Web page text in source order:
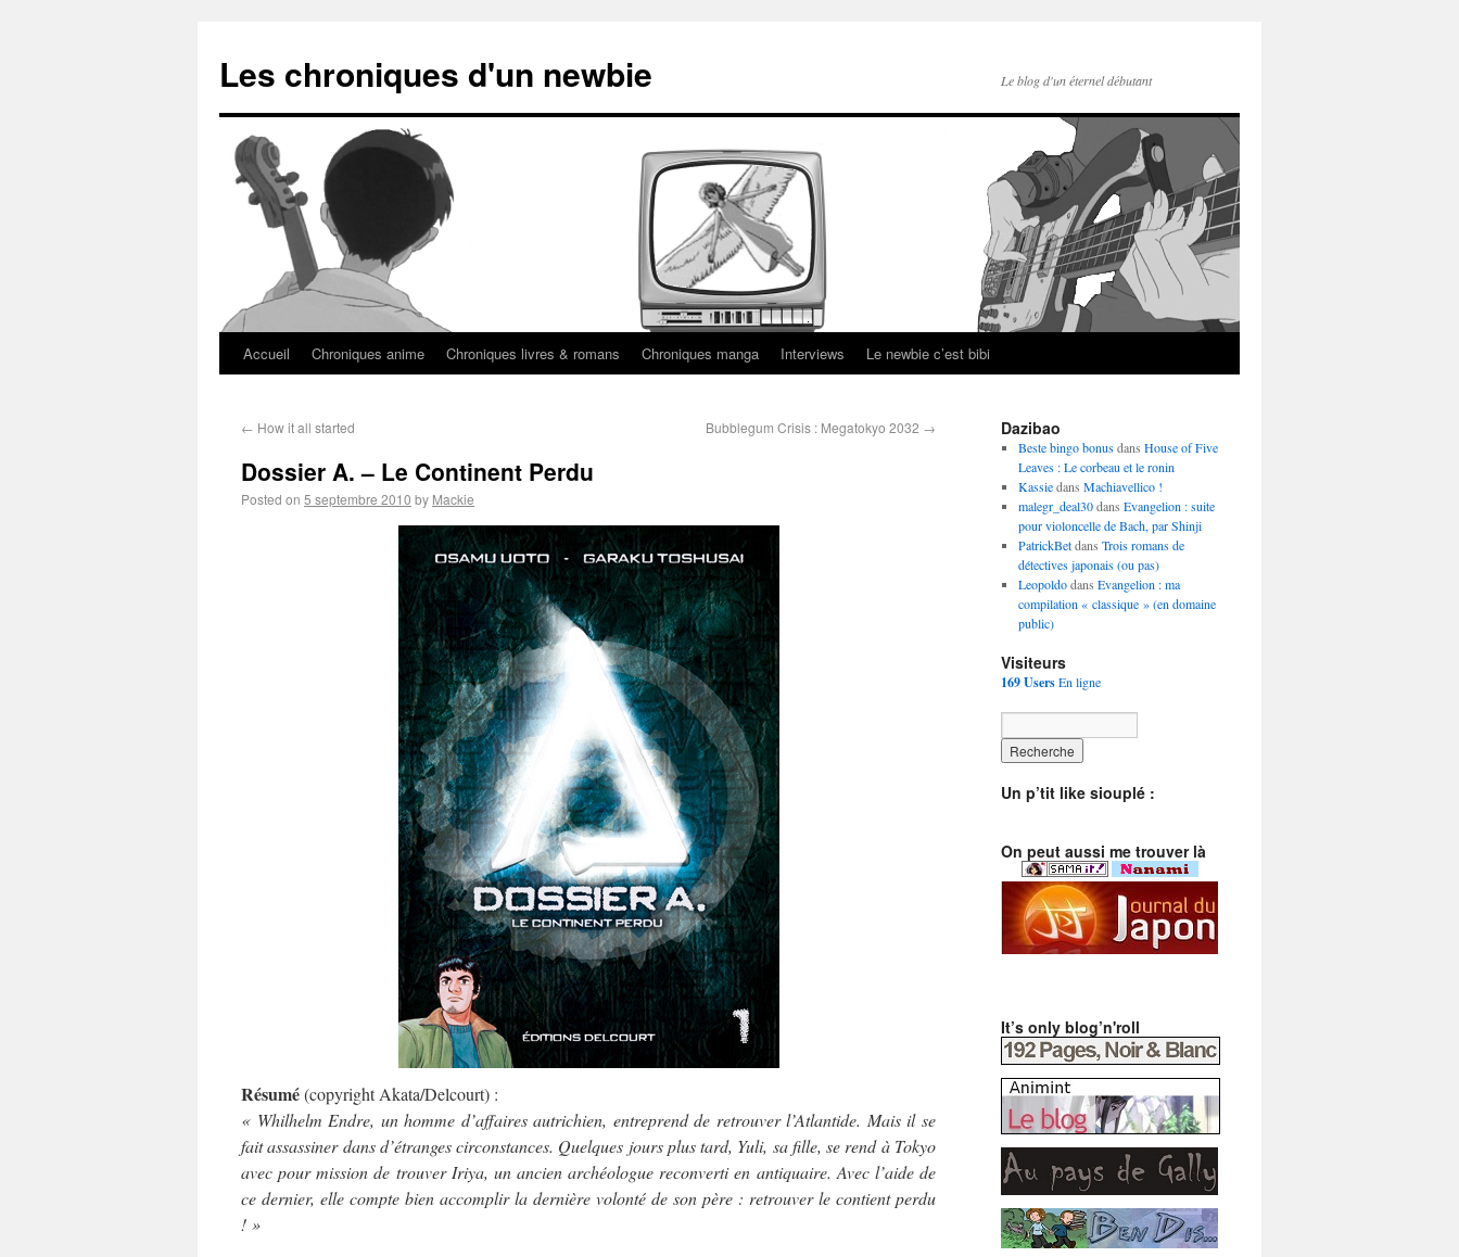
Les chroniques d'un newbie Le blog d'un éternel débutant
Accueil Chroniques anime Chroniques livres & romans Chroniques manga Interviews Le newbie c’est bibi
← How it all started Bubblegum Crisis : Megatokyo 2032 →
Dossier A. – Le Continent Perdu
Posted on 5 septembre 2010 by Mackie
Résumé(copyright Akata/Delcourt) :
« Whilhelm Endre, un homme d’affaires autrichien, entreprend de retrouver l’Atlantide. Mais il se
fait assassiner dans d’étranges circonstances. Quelques jours plus tard, Yuli, sa fille, se rend à Tokyo
avec pour mission de trouver Iriya, un ancien archéologue reconverti en antiquaire. Avec l’aide de
ce dernier, elle compte bien accomplir la dernière volonté de son père : retrouver le contient perdu
! »
Dazibao
Beste bingo bonusdans House of Five
Leaves : Le corbeau et le ronin
Kassiedans Machiavellico !
malegr_deal30dans Evangelion : suite
pour violoncelle de Bach, par Shinji
PatrickBetdans Trois romans de
détectives japonais (ou pas)
Leopoldodans Evangelion : ma
compilation « classique » (en domaine
public)
Visiteurs
169 UsersEn ligne
Un p’tit like siouplé :
On peut aussi me trouver là
It’s only blog’n'roll